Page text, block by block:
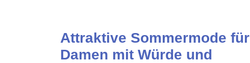
Attraktive Sommermode für
Damen mit Würde und